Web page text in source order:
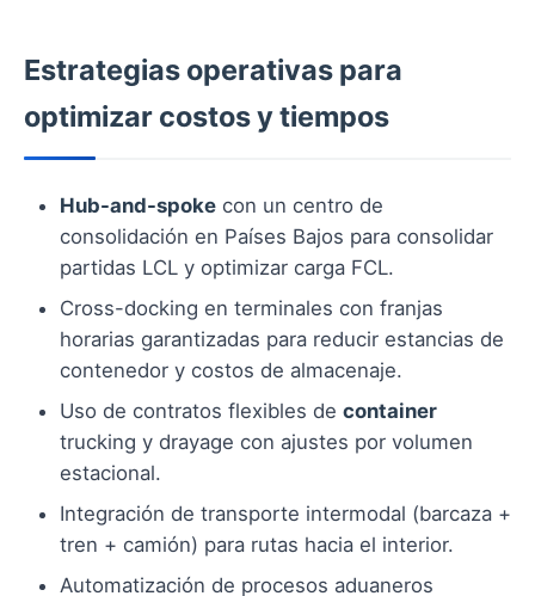
Estrategias operativas para
optimizar costos y tiempos
Hub-and-spoke con un centro de
consolidación en Países Bajos para consolidar
partidas LCL y optimizar carga FCL.
Cross-docking en terminales con franjas
horarias garantizadas para reducir estancias de
contenedor y costos de almacenaje.
Uso de contratos flexibles de container
trucking y drayage con ajustes por volumen
estacional.
Integración de transporte intermodal (barcaza +
tren + camión) para rutas hacia el interior.
Automatización de procesos aduaneros